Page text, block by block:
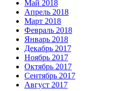
Май 2018
Апрель 2018
Март 2018
Февраль 2018
Январь 2018
Декабрь 2017
Ноябрь 2017
Октябрь 2017
Сентябрь 2017
Август 2017